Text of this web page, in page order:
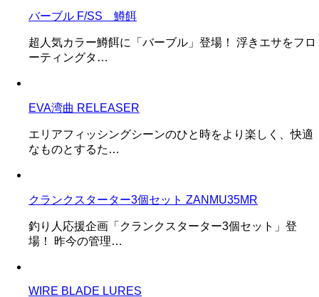
バーブル F/SS 鱒餌
超人気カラー鱒餌に「バーブル」登場！ 浮きエサをフロ
ーティングタ…
EVA湾曲 RELEASER
エリアフィッシングシーンのひと時をより楽しく、快適
なものとするた…
クランクスターター3個セット ZANMU35MR
釣り人応援企画「クランクスターター3個セット」登
場！ 昨今の管理…
WIRE BLADE LURES